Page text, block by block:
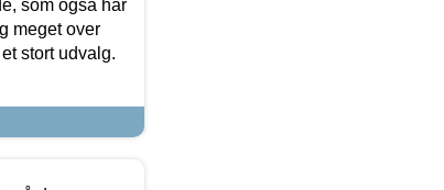
som også har
meget over
stort udvalg.